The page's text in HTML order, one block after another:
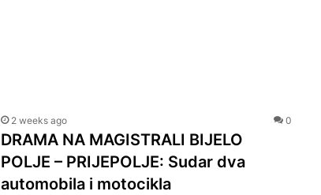
2 weeks ago 0
DRAMA NA MAGISTRALI BIJELO
POLJE – PRIJEPOLJE: Sudar dva
automobila i motocikla